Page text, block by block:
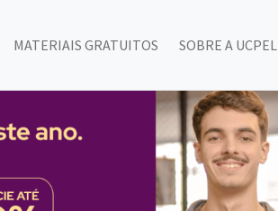
MATERIAIS GRATUITOS SOBRE A UCPEL